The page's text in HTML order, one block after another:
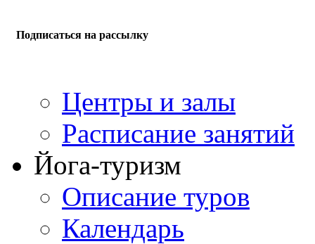
Подписаться на рассылку
Центры и залы
Расписание занятий
Йога-туризм
Описание туров
Календарь